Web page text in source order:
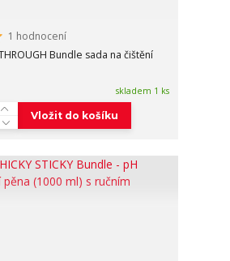
1 hodnocení
Bundle sada na čištění
skladem 1 ks
Vložit do košíku